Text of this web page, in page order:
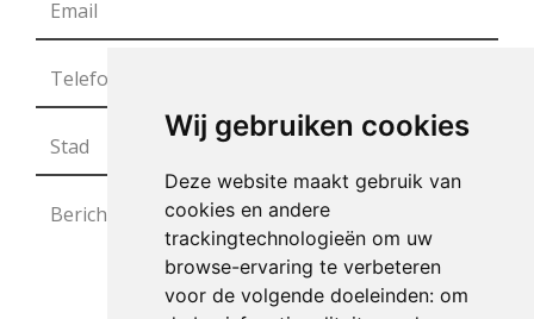
Wij gebruiken cookies
Deze website maakt gebruik van
cookies en andere
trackingtechnologieën om uw
browse-ervaring te verbeteren
voor de volgende doeleinden: om